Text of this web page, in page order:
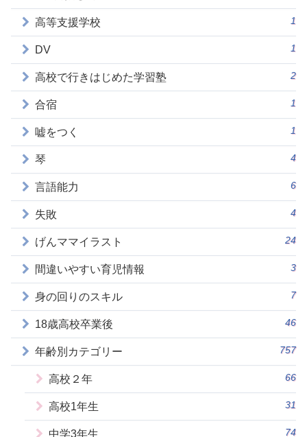
高等支援学校 1
DV 1
高校で行きはじめた学習塾 2
合宿 1
嘘をつく 1
琴 4
言語能力 6
失敗 4
げんママイラスト 24
間違いやすい育児情報 3
身の回りのスキル 7
18歳高校卒業後 46
年齢別カテゴリー 757
高校２年 66
高校1年生 31
中学3年生 74